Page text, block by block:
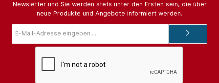
Newsletter und Sie werden stets unter den Ersten sein, die über
neue Produkte und Angebote informiert werden.
Mail-